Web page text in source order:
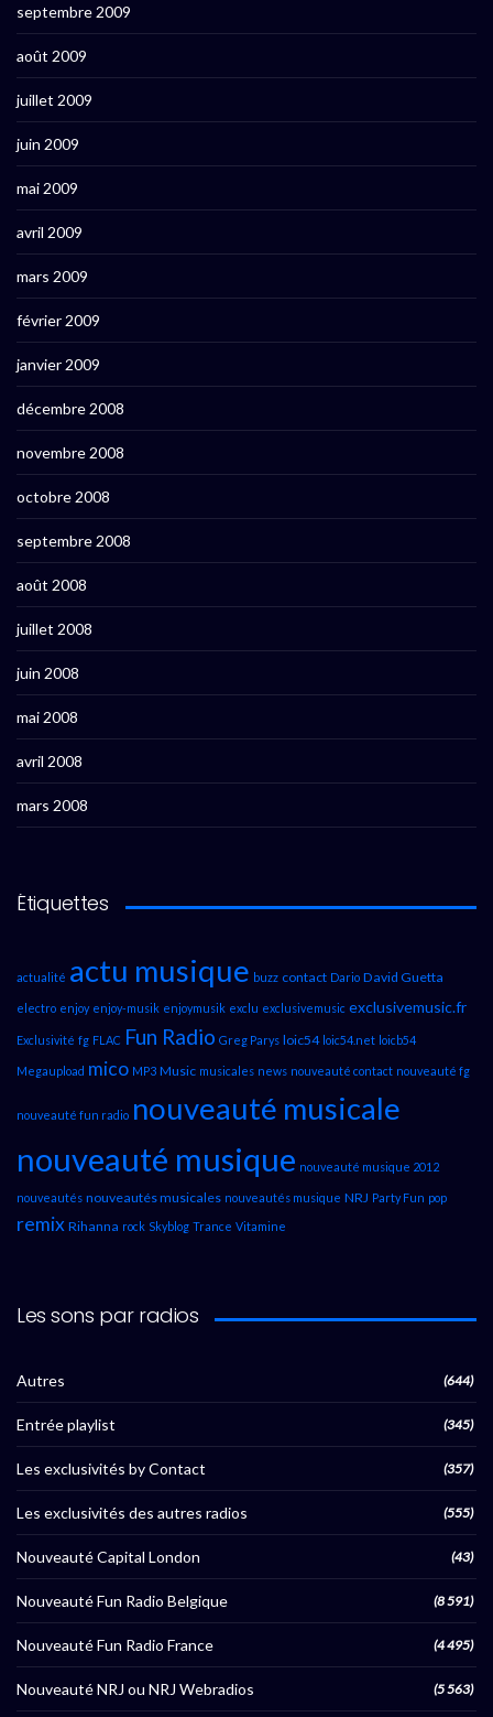
septembre 2009
août 2009
juillet 2009
juin 2009
mai 2009
avril 2009
mars 2009
février 2009
janvier 2009
décembre 2008
novembre 2008
octobre 2008
septembre 2008
août 2008
juillet 2008
juin 2008
mai 2008
avril 2008
mars 2008
Étiquettes
actualité actu musique buzz contact Dario David Guetta
electro enjoy enjoy-musik enjoymusik exclu exclusivemusic exclusivemusic.fr
Exclusivité fg FLAC Fun Radio Greg Parys loic54 loic54.net loicb54
Megaupload mico MP3 Music musicales news nouveauté contact nouveauté fg
nouveauté fun radio nouveauté musicale
nouveauté musique nouveauté musique 2012
nouveautés nouveautés musicales nouveautés musique NRJ Party Fun pop
remix Rihanna rock Skyblog Trance Vitamine
Les sons par radios
Autres (644)
Entrée playlist (345)
Les exclusivités by Contact (357)
Les exclusivités des autres radios (555)
Nouveauté Capital London (43)
Nouveauté Fun Radio Belgique (8 591)
Nouveauté Fun Radio France (4 495)
Nouveauté NRJ ou NRJ Webradios (5 563)